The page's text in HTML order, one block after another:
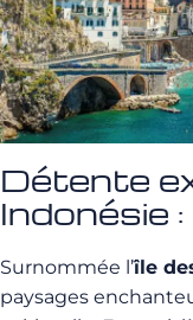
Détente
Indonésie :
Surnommée l’île
paysages